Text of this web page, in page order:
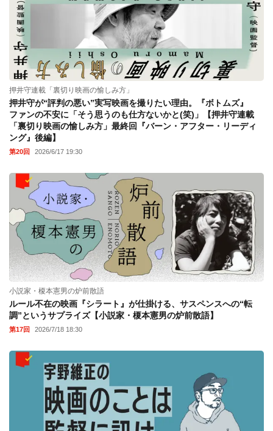
押井守連載「裏切り映画の愉しみ方」
押井守が“評判の悪い”実写映画を撮りたい理由。『ボトムズ』
ファンの不安に「そう思うのも仕方ないかと(笑)」【押井守連載
「裏切り映画の愉しみ方」最終回『バーン・アフター・リーディ
ング』後編】
第20回 2026/6/17 19:30
小説家・榎本憲男の炉前散語
ルール不在の映画『シラート』が仕掛ける、サスペンスへの“転
調”というサプライズ【小説家・榎本憲男の炉前散語】
第17回 2026/7/18 18:30